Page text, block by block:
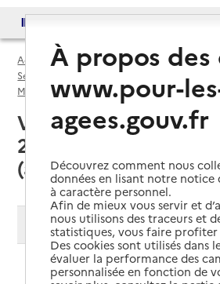
Accueil
Espace annuaire
Services autonomie à domicile (aide) par
Métropole de Lyon (69M)
Service
Villeurbanne (69100)
20 services
(aide)
Modifier ma recherche
Ajouter cette
À propos des
www.pour-
agees.gouv.fr
Découvrez comment nous
données en lisant notre
à caractère personnel.
Afin de mieux vous servir et
nous utilisons des traceurs et
statistiques, vous faire
Des cookies sont utilisés dans
évaluer la performance des
personnalisée en fonction de